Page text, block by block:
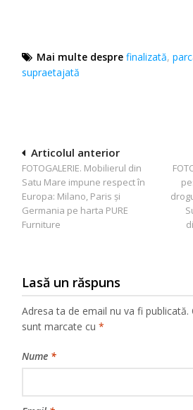
Mai multe despre finalizată,
supraetajată
Navigare
în
articole
Articolul anterior
FOTOGALERIE. Mobilierul din
Satu Mare impune respect în
Europa: Milano, Paris și
Germania pe harta PURE
Furniture
Lasă un răspuns
Adresa ta de email nu va fi publicată.
sunt marcate cu*
Nume *